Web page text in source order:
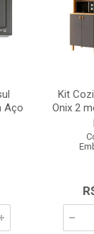
Aço
Kit
Onix 2